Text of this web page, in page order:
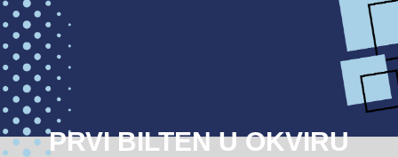
PRVI BILTEN U OKVIRU